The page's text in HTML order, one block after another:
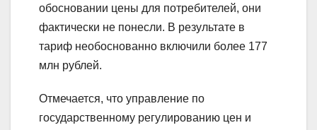
обосновании цены для потребителей, они
фактически не понесли. В результате в
тариф необоснованно включили более 177
млн рублей.
Отмечается, что управление по
государственному регулированию цен и